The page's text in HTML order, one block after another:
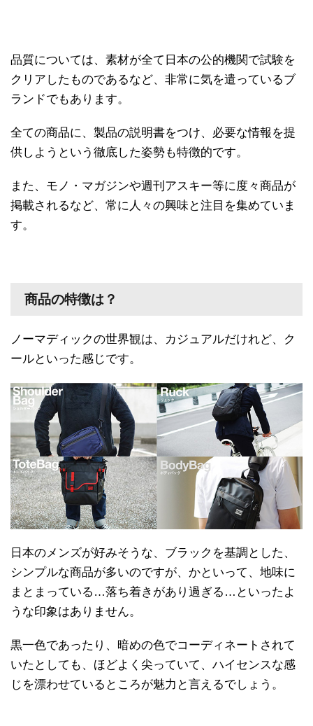
品質については、素材が全て日本の公的機関で試験を
クリアしたものであるなど、非常に気を遣っているブ
ランドでもあります。
全ての商品に、製品の説明書をつけ、必要な情報を提
供しようという徹底した姿勢も特徴的です。
また、モノ・マガジンや週刊アスキー等に度々商品が
掲載されるなど、常に人々の興味と注目を集めていま
す。
商品の特徴は？
ノーマディックの世界観は、カジュアルだけれど、ク
ールといった感じです。
日本のメンズが好みそうな、ブラックを基調とした、
シンプルな商品が多いのですが、かといって、地味に
まとまっている…落ち着きがあり過ぎる…といったよ
うな印象はありません。
黒一色であったり、暗めの色でコーディネートされて
いたとしても、ほどよく尖っていて、ハイセンスな感
じを漂わせているところが魅力と言えるでしょう。